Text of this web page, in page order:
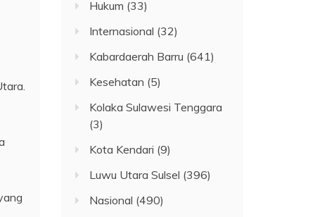
Hukum (33)
Internasional (32)
Kabardaerah Barru (641)
Kesehatan (5)
Kolaka Sulawesi Tenggara
(3)
Kota Kendari (9)
Luwu Utara Sulsel (396)
Nasional (490)